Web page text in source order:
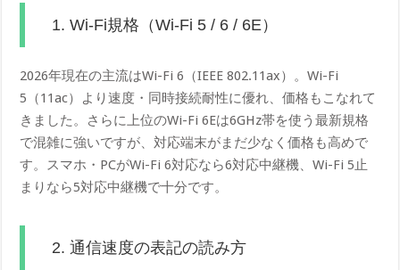
1. Wi-Fi規格（Wi-Fi 5 / 6 / 6E）
2026年現在の主流はWi-Fi 6（IEEE 802.11ax）。Wi-Fi
5（11ac）より速度・同時接続耐性に優れ、価格もこなれて
きました。さらに上位のWi-Fi 6Eは6GHz帯を使う最新規格
で混雑に強いですが、対応端末がまだ少なく価格も高めで
す。スマホ・PCがWi-Fi 6対応なら6対応中継機、Wi-Fi 5止
まりなら5対応中継機で十分です。
2. 通信速度の表記の読み方